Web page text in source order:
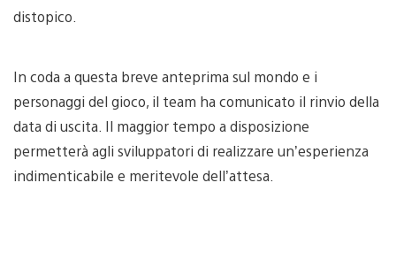
distopico.
In coda a questa breve anteprima sul mondo e i
personaggi del gioco, il team ha comunicato il rinvio della
data di uscita. Il maggior tempo a disposizione
permetterà agli sviluppatori di realizzare un’esperienza
indimenticabile e meritevole dell’attesa.